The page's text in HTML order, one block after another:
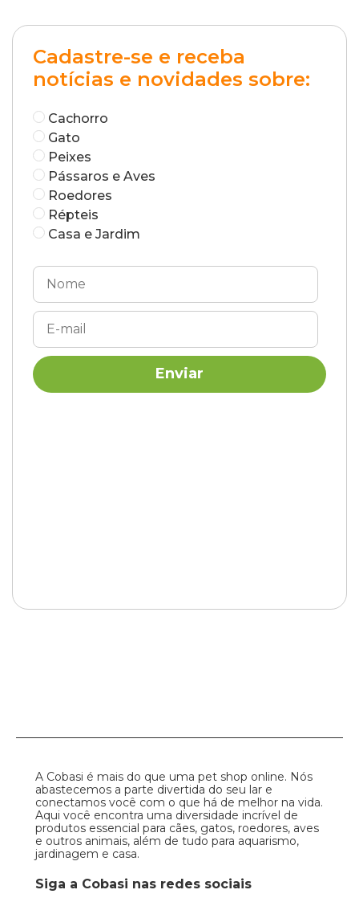
Cadastre-se e receba
notícias e novidades sobre:
Cachorro
Gato
Peixes
Pássaros e Aves
Roedores
Répteis
Casa e Jardim
A Cobasi é mais do que uma pet shop online. Nós
abastecemos a parte divertida do seu lar e
conectamos você com o que há de melhor na vida.
Aqui você encontra uma diversidade incrível de
produtos essencial para cães, gatos, roedores, aves
e outros animais, além de tudo para aquarismo,
jardinagem e casa.
Siga a Cobasi nas redes sociais